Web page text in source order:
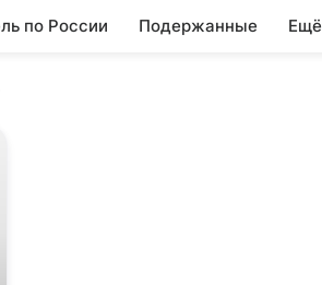
по России Подержанные Ещё